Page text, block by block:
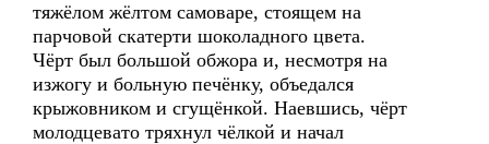
тяжёлом жёлтом самоваре, стоящем на
парчовой скатерти шоколадного цвета.
Чёрт был большой обжора и, несмотря на
изжогу и больную печёнку, объедался
крыжовником и сгущёнкой. Наевшись, чёрт
молодцевато тряхнул чёлкой и начал